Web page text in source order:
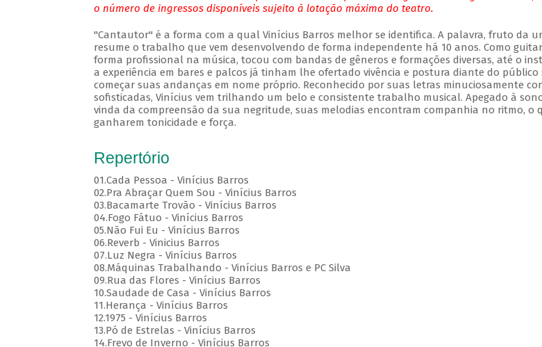
o número de ingressos disponíveis sujeito à lotação máxima do teatro.
"Cantautor" é a forma com a qual Vinícius Barros melhor se identifica. A palavra, fruto da
resume o trabalho que vem desenvolvendo de forma independente há 10 anos. Como
forma profissional na música, tocou com bandas de gêneros e formações diversas, até o
a experiência em bares e palcos já tinham lhe ofertado vivência e postura diante do público
começar suas andanças em nome próprio. Reconhecido por suas letras minuciosamente
sofisticadas, Vinícius vem trilhando um belo e consistente trabalho musical. Apegado à
vinda da compreensão da sua negritude, suas melodias encontram companhia no ritmo, o
ganharem tonicidade e força.
Repertório
01.Cada Pessoa - Vinícius Barros
02.Pra Abraçar Quem Sou - Vinícius Barros
03.Bacamarte Trovão - Vinícius Barros
04.Fogo Fátuo - Vinícius Barros
05.Não Fui Eu - Vinícius Barros
06.Reverb - Vinicius Barros
07.Luz Negra - Vinícius Barros
08.Máquinas Trabalhando - Vinícius Barros e PC Silva
09.Rua das Flores - Vinícius Barros
10.Saudade de Casa - Vinícius Barros
11.Herança - Vinícius Barros
12.1975 - Vinícius Barros
13.Pó de Estrelas - Vinícius Barros
14.Frevo de Inverno - Vinícius Barros